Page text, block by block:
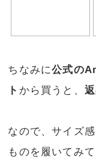
ちなみに公式の
ト から買うと、
なので、サイズ
ものを履いてみ